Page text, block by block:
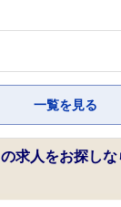
一覧を見る
の求人をお探し